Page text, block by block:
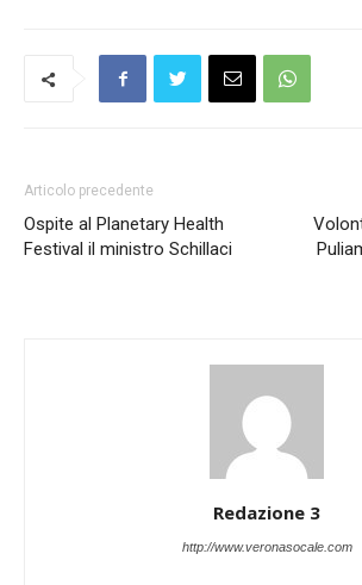
Articolo precedente
Ospite al Planetary Health
Festival il ministro Schillaci
Redazione 3
http://www.veronasocale.com